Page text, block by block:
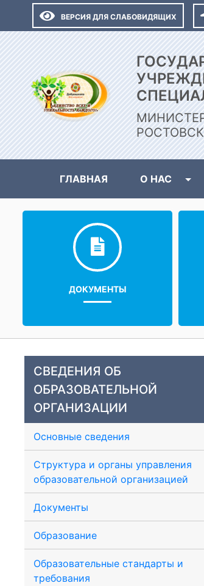
ВЕРСИЯ ДЛЯ СЛАБОВИДЯЩИХ
ГЛАВНАЯ О НАС
ДОКУМЕНТЫ
СВЕДЕНИЯ ОБ
ОБРАЗОВАТЕЛЬНОЙ
ОРГАНИЗАЦИИ
Основные сведения
Структура и органы управления
образовательной организацией
Документы
Образование
Образовательные стандарты и
требования